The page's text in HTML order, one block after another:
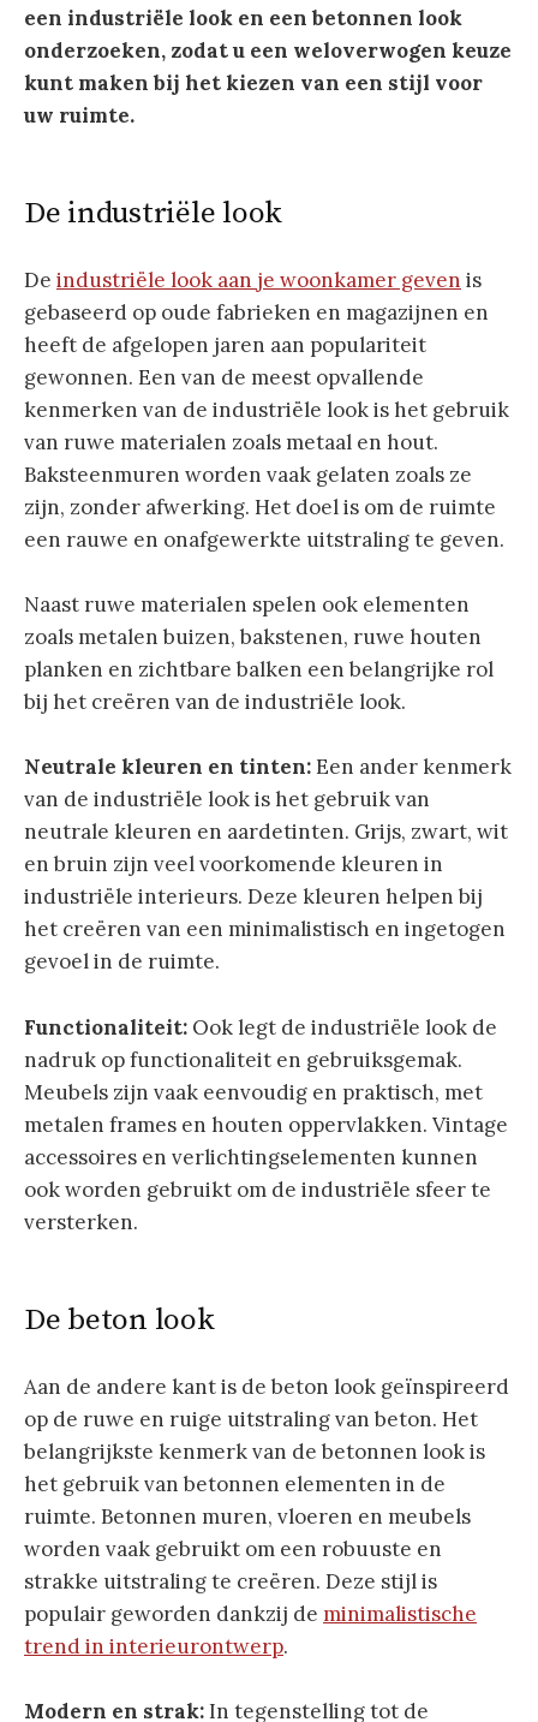
een industriële look en een betonnen look
onderzoeken, zodat u een weloverwogen keuze
kunt maken bij het kiezen van een stijl voor
uw ruimte.
De industriële look
De industriële look aan je woonkamer geven is
gebaseerd op oude fabrieken en magazijnen en
heeft de afgelopen jaren aan populariteit
gewonnen. Een van de meest opvallende
kenmerken van de industriële look is het gebruik
van ruwe materialen zoals metaal en hout.
Baksteenmuren worden vaak gelaten zoals ze
zijn, zonder afwerking. Het doel is om de ruimte
een rauwe en onafgewerkte uitstraling te geven.
Naast ruwe materialen spelen ook elementen
zoals metalen buizen, bakstenen, ruwe houten
planken en zichtbare balken een belangrijke rol
bij het creëren van de industriële look.
Neutrale kleuren en tinten:Een ander kenmerk
van de industriële look is het gebruik van
neutrale kleuren en aardetinten. Grijs, zwart, wit
en bruin zijn veel voorkomende kleuren in
industriële interieurs. Deze kleuren helpen bij
het creëren van een minimalistisch en ingetogen
gevoel in de ruimte.
Functionaliteit: Ook legt de industriële look de
nadruk op functionaliteit en gebruiksgemak.
Meubels zijn vaak eenvoudig en praktisch, met
metalen frames en houten oppervlakken. Vintage
accessoires en verlichtingselementen kunnen
ook worden gebruikt om de industriële sfeer te
versterken.
De beton look
Aan de andere kant is de beton look geïnspireerd
op de ruwe en ruige uitstraling van beton. Het
belangrijkste kenmerk van de betonnen look is
het gebruik van betonnen elementen in de
ruimte. Betonnen muren, vloeren en meubels
worden vaak gebruikt om een robuuste en
strakke uitstraling te creëren. Deze stijl is
populair geworden dankzij de minimalistische
trend in interieurontwerp.
Modern en strak:In tegenstelling tot de